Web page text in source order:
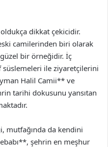
dikkat çekicidir.
camilerinden biri olarak
bir örneğidir. İç
süslemeleri ile ziyaretçilerini
Halil Camii** ve
tarihi dokusunu yansıtan
mutfağında da kendini
şehrin en meşhur